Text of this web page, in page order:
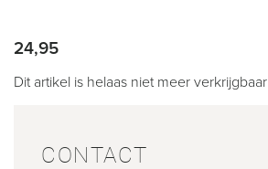
24,95
Dit artikel is helaas niet meer verkrijgbaar
CONTACT